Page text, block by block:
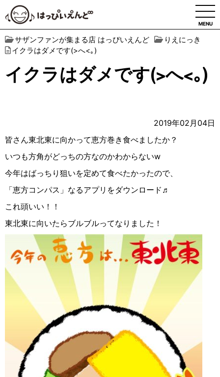
MENU
サザンファンが集まる店 はっぴいえんど
りえにっき
イクラはダメです(>へ<｡)
イクラはダメです(>へ<｡)
2019年02月04日
皆さん東北東に向かって恵方巻き食べましたか？
いつも方角がどっちの方なのかわからないw
今年はばっちり狙いを定めて食べたかったので、
「恵方コンパス」なるアプリをダウンロード♬
これ頭いい！！
東北東に向いたらブルブルってなりました！